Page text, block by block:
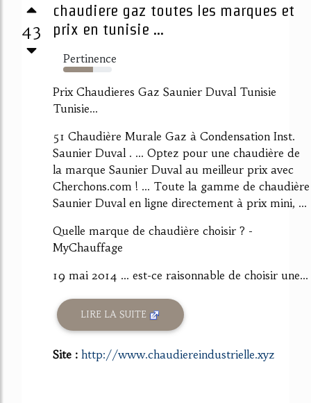
43
chaudiere gaz toutes les marques et
prix en tunisie ...
Pertinence
62%
Prix Chaudieres Gaz Saunier Duval Tunisie
Tunisie...
51 Chaudière Murale Gaz à Condensation Inst.
Saunier Duval . ... Optez pour une chaudière de
la marque Saunier Duval au meilleur prix avec
Cherchons.com ! ... Toute la gamme de chaudière
Saunier Duval en ligne directement à prix mini, ...
Quelle marque de chaudière choisir ? -
MyChauffage
19 mai 2014 ... est-ce raisonnable de choisir une...
LIRE LA SUITE
Site : http://www.chaudiereindustrielle.xyz